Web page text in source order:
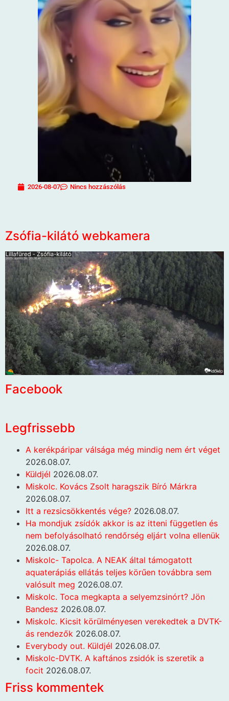
2026-08-07 Nincs hozzászólás
Zsófia-kilátó webkamera
Facebook
Legfrissebb
A kerékpáripar válsága még mindig nem ért véget
2026.08.07.
Küldjél 2026.08.07.
Miskolc. Kovács Zsolt haragszik Bíró Márkra
2026.08.07.
Itt a rezsicsökkentés vége? 2026.08.07.
Ha mondjuk zsídók akkor is az itteni független és
nem befolyásolható rendőrség eljárt volna ellenük
2026.08.07.
Miskolc- Tapolca. A NEAK által támogatott
aquaterápiás ellátás teljes körűen továbbra sem
valósult meg 2026.08.07.
Miskolc. Toca megkapta a selyemzsinórt? Jön
Bandesz 2026.08.07.
Miskolc. Kicsit körülményesen verekedtek a DVTK-
ás rendezők 2026.08.07.
Everybody out. Küldjél 2026.08.07.
Miskolc-DVTK. A kaftános zsidók is szeretik a
focit 2026.08.07.
Friss kommentek